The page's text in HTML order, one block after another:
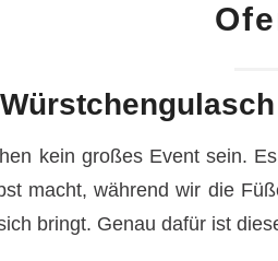
kein großes Event sein.
macht, während wir die
bringt. Genau dafür ist